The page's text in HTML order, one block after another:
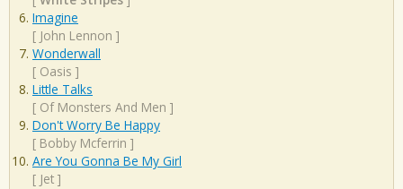
Imagine
[ John Lennon ]
Wonderwall
[ Oasis ]
Little Talks
[ Of Monsters And Men ]
Don't Worry Be Happy
[ Bobby Mcferrin ]
Are You Gonna Be My Girl
[ Jet ]